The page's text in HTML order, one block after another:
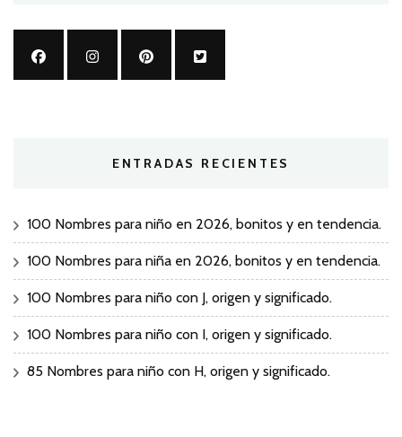
ENTRADAS RECIENTES
100 Nombres para niño en 2026, bonitos y en tendencia.
100 Nombres para niña en 2026, bonitos y en tendencia.
100 Nombres para niño con J, origen y significado.
100 Nombres para niño con I, origen y significado.
85 Nombres para niño con H, origen y significado.